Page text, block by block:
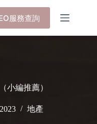
服務查詢
小編推薦）
地產